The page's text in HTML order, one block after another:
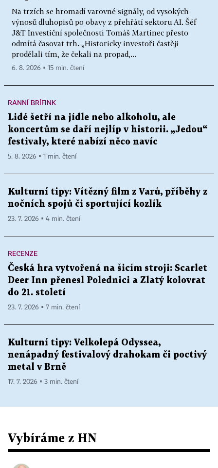
Na trzích se hromadí varovné signály, od vysokých
výnosů dluhopisů po obavy z přehřátí sektoru AI. Šéf
J&T Investiční společnosti Tomáš Martinec přesto
odmítá časovat trh. „Historicky investoři častěji
prodělali tím, že čekali na propad,...
6. 8. 2026 ▪ 15 min. čtení
RANNÍ BRÍFINK
Lidé šetří na jídle nebo alkoholu, ale
koncertům se daří nejlíp v historii. „Jedou“
festivaly, které nabízí něco navíc
5. 8. 2026 ▪ 1 min. čtení
Kulturní tipy: Vítězný film z Varů, příběhy z
nočních spojů či sportující kozlík
23. 7. 2026 ▪ 4 min. čtení
RECENZE
Česká hra vytvořená na šicím stroji: Scarlet
Deer Inn přenesl Polednici a Zlatý kolovrat
do 21. století
23. 7. 2026 ▪ 7 min. čtení
Kulturní tipy: Velkolepá Odyssea,
nenápadný festivalový drahokam či poctivý
metal v Brně
17. 7. 2026 ▪ 3 min. čtení
Vybíráme z HN